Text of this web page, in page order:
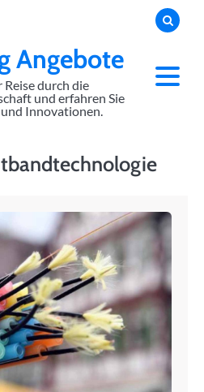
Angebote
Reise durch die
und erfahren Sie
Innovationen.